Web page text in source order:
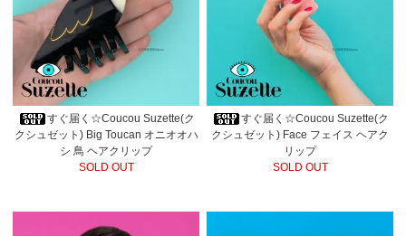
すぐ届く☆Coucou Suzette(ク
クシュゼット) Big Toucan オニオオハ
シ 鳥 ヘアクリップ
SOLD OUT
すぐ届く☆Coucou Suzette(ク
クシュゼット) Face フェイス ヘアク
リップ
SOLD OUT